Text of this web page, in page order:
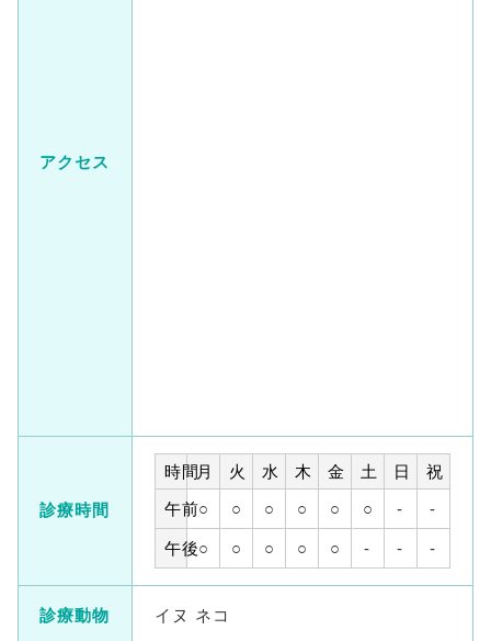
アクセス
診療時間
時間月 火 水 木 金 土 日
祝
午前○ ○ ○ ○ ○ ○ - -
午後○ ○ ○ ○ ○ - - -
診療動物 イヌ ネコ